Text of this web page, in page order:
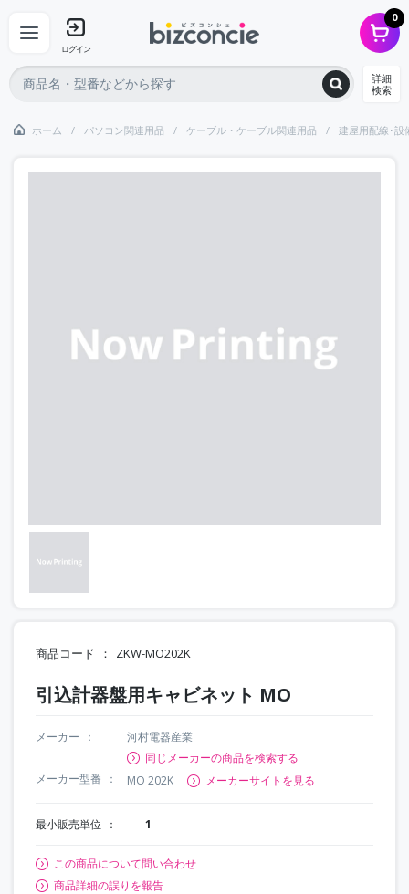
ログイン
0
詳細
検索
ホーム パソコン関連用品 ケーブル・ケーブル関連用品 建屋用配線･設
商品コード ZKW-MO202K
引込計器盤用キャビネット MO
メーカー
河村電器産業
同じメーカーの商品を検索する
メーカー型番
MO 202K メーカーサイトを見る
最小販売単位 1
この商品について問い合わせ
商品詳細の誤りを報告